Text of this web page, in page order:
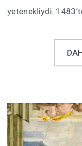
yetenekliydi.